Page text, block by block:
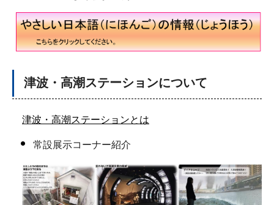
津波・高潮ステーションについて
津波・高潮ステーションとは
常設展示コーナー紹介